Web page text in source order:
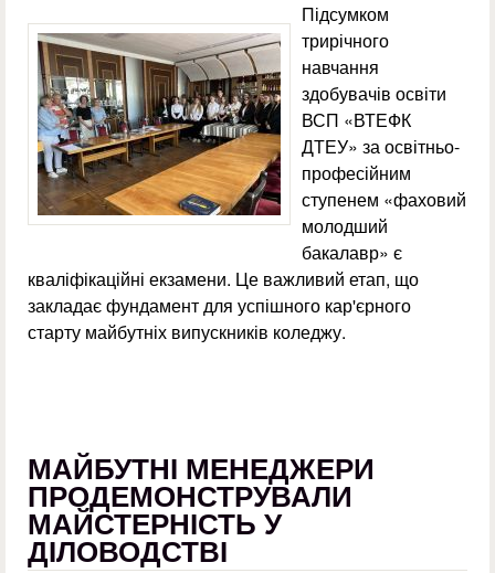
Підсумком
трирічного
навчання
здобувачів освіти
ВСП «ВТЕФК
ДТЕУ» за освітньо-
професійним
ступенем «фаховий
молодший
бакалавр» є
кваліфікаційні екзамени. Це важливий етап, що
закладає фундамент для успішного кар'єрного
старту майбутніх випускників коледжу.
МАЙБУТНІ МЕНЕДЖЕРИ
ПРОДЕМОНСТРУВАЛИ
МАЙСТЕРНІСТЬ У
ДІЛОВОДСТВІ